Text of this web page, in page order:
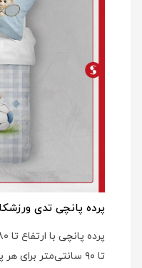
پرده پانچی تدی
تا ۹۰ سانتی‌متر